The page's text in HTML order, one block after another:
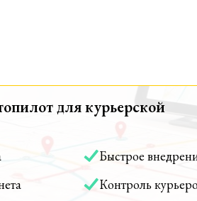
для курьерской
Быстрое
Контроль